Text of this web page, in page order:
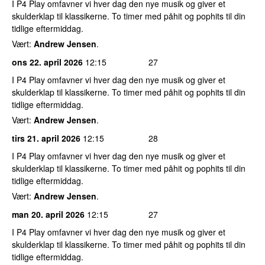
I P4 Play omfavner vi hver dag den nye musik og giver et
skulderklap til klassikerne. To timer med påhit og pophits til din
tidlige eftermiddag.
Vært: Andrew Jensen.
ons 22. april 2026 12:15
27
I P4 Play omfavner vi hver dag den nye musik og giver et
skulderklap til klassikerne. To timer med påhit og pophits til din
tidlige eftermiddag.
Vært: Andrew Jensen.
tirs 21. april 2026 12:15
28
I P4 Play omfavner vi hver dag den nye musik og giver et
skulderklap til klassikerne. To timer med påhit og pophits til din
tidlige eftermiddag.
Vært: Andrew Jensen.
man 20. april 2026 12:15
27
I P4 Play omfavner vi hver dag den nye musik og giver et
skulderklap til klassikerne. To timer med påhit og pophits til din
tidlige eftermiddag.